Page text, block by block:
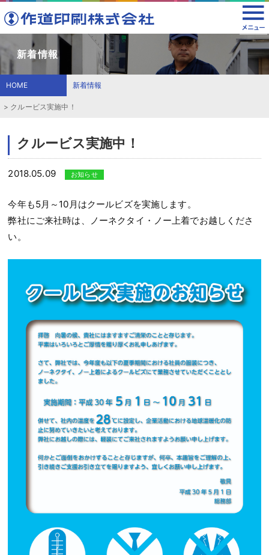
新着情報
HOME 新着情報
クルービス実施中！
クルービス実施中！
2018.05.09 お知らせ
今年も5月～10月はクールビズを実施します。
弊社にご来社時は、ノーネクタイ・ノー上着でお越しくださ
い。